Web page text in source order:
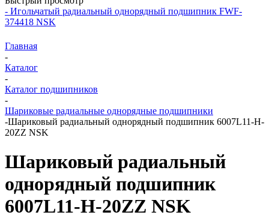
- Игольчатый радиальный однорядный подшипник FWF-
374418 NSK
Главная
-
Каталог
-
Каталог подшипников
-
Шариковые радиальные однорядные подшипники
-Шариковый радиальный однорядный подшипник 6007L11-H-
20ZZ NSK
Шариковый радиальный
однорядный подшипник
6007L11-H-20ZZ NSK